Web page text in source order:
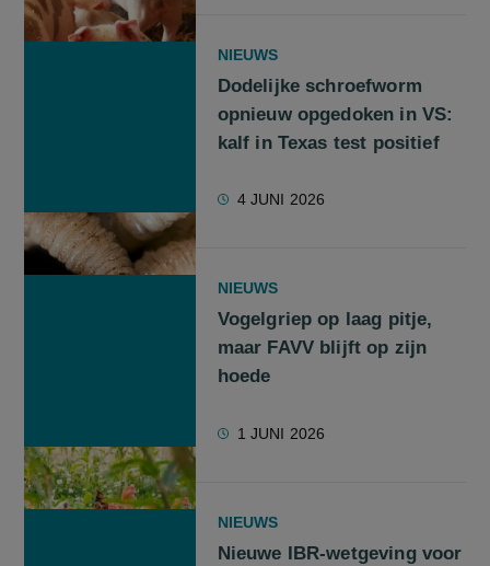
NIEUWS
Dodelijke schroefworm
opnieuw opgedoken in VS:
kalf in Texas test positief
4 JUNI 2026
NIEUWS
Vogelgriep op laag pitje,
maar FAVV blijft op zijn
hoede
1 JUNI 2026
NIEUWS
Nieuwe IBR-wetgeving voor